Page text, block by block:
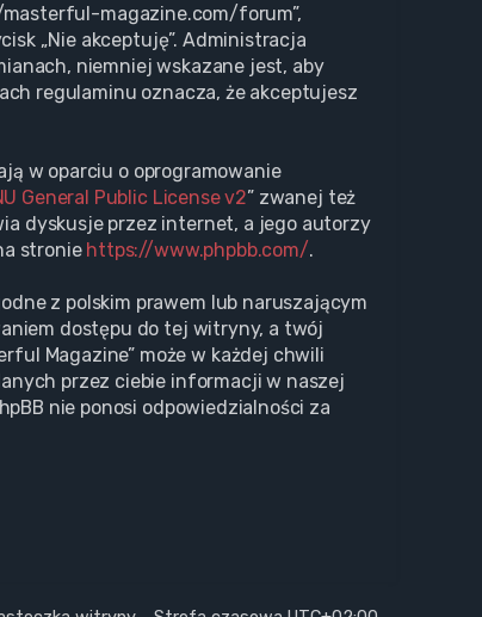
masterful-magazine.com/forum”,
„Nie akceptuję”. Administracja
niemniej wskazane jest, aby
regulaminu oznacza, że akceptujesz
w oparciu o oprogramowanie
General Public License v2” zwanej też
dyskusje przez internet, a jego autorzy
stronie https://www.phpbb.com/.
z polskim prawem lub naruszającym
dostępu do tej witryny, a twój
Magazine” może w każdej chwili
przez ciebie informacji w naszej
nie ponosi odpowiedzialności za